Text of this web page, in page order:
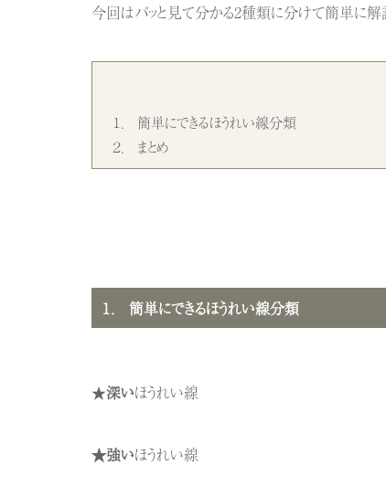
今回はパッと見て分かる2種類に分けて簡単に解
１． 簡単にできるほうれい線分類
２． まとめ
１． 簡単にできるほうれい線分類
★深いほうれい線
★強いほうれい線